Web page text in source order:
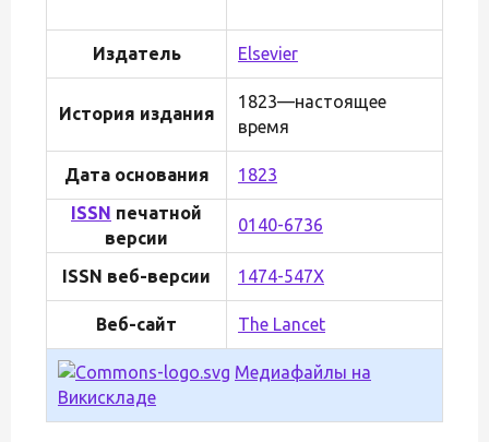
Издатель Elsevier
История издания
1823—настоящее
время
Дата основания
1823
ISSN печатной
версии
0140-6736
ISSN веб-версии 1474-547X
Веб-сайт The Lancet
Медиафайлы на
Викискладе